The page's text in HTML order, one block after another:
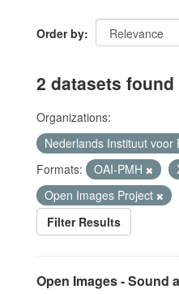
Order by
2 datasets found
Organizations:
Nederlands Instituut voor
Formats:
OAI-PMH
Open Images Project
Filter Results
Open Images - Sound